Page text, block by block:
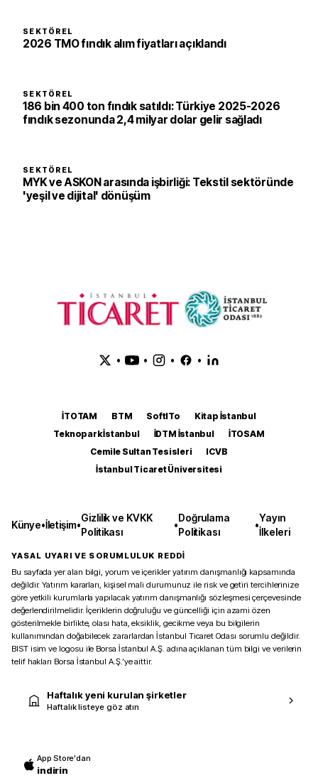
SEKTÖREL
2026 TMO fındık alım fiyatları açıklandı
SEKTÖREL
186 bin 400 ton fındık satıldı: Türkiye 2025-2026
fındık sezonunda 2,4 milyar dolar gelir sağladı
SEKTÖREL
MYK ve ASKON arasında işbirliği: Tekstil sektöründe
'yeşil ve dijital' dönüşüm
• • • •
İTOTAM BTM SoftITo
Kitap İstanbul
Teknopark İstanbul
İDTM İstanbul
İTOSAM
Cemile Sultan Tesisleri
ICVB
İstanbul Ticaret Üniversitesi
Künye•İletişim•
Gizlilik ve KVKK
Politikası
•
Doğrulama
Politikası
•
Yayın
İlkeleri
YASAL UYARI VE SORUMLULUK REDDİ
Bu sayfada yer alan bilgi, yorum ve içerikler yatırım danışmanlığı kapsamında
değildir. Yatırım kararları, kişisel mali durumunuz ile risk ve getiri tercihlerinize
göre yetkili kurumlarla yapılacak yatırım danışmanlığı sözleşmesi çerçevesinde
değerlendirilmelidir. İçeriklerin doğruluğu ve güncelliği için azami özen
gösterilmekle birlikte, olası hata, eksiklik, gecikme veya bu bilgilerin
kullanımından doğabilecek zararlardan İstanbul Ticaret Odası sorumlu değildir.
BIST isim ve logosu ile Borsa İstanbul A.Ş. adına açıklanan tüm bilgi ve verilerin
telif hakları Borsa İstanbul A.Ş.’ye aittir.
Haftalık yeni kurulan şirketler
Haftalık listeye göz atın
App Store'dan
indirin